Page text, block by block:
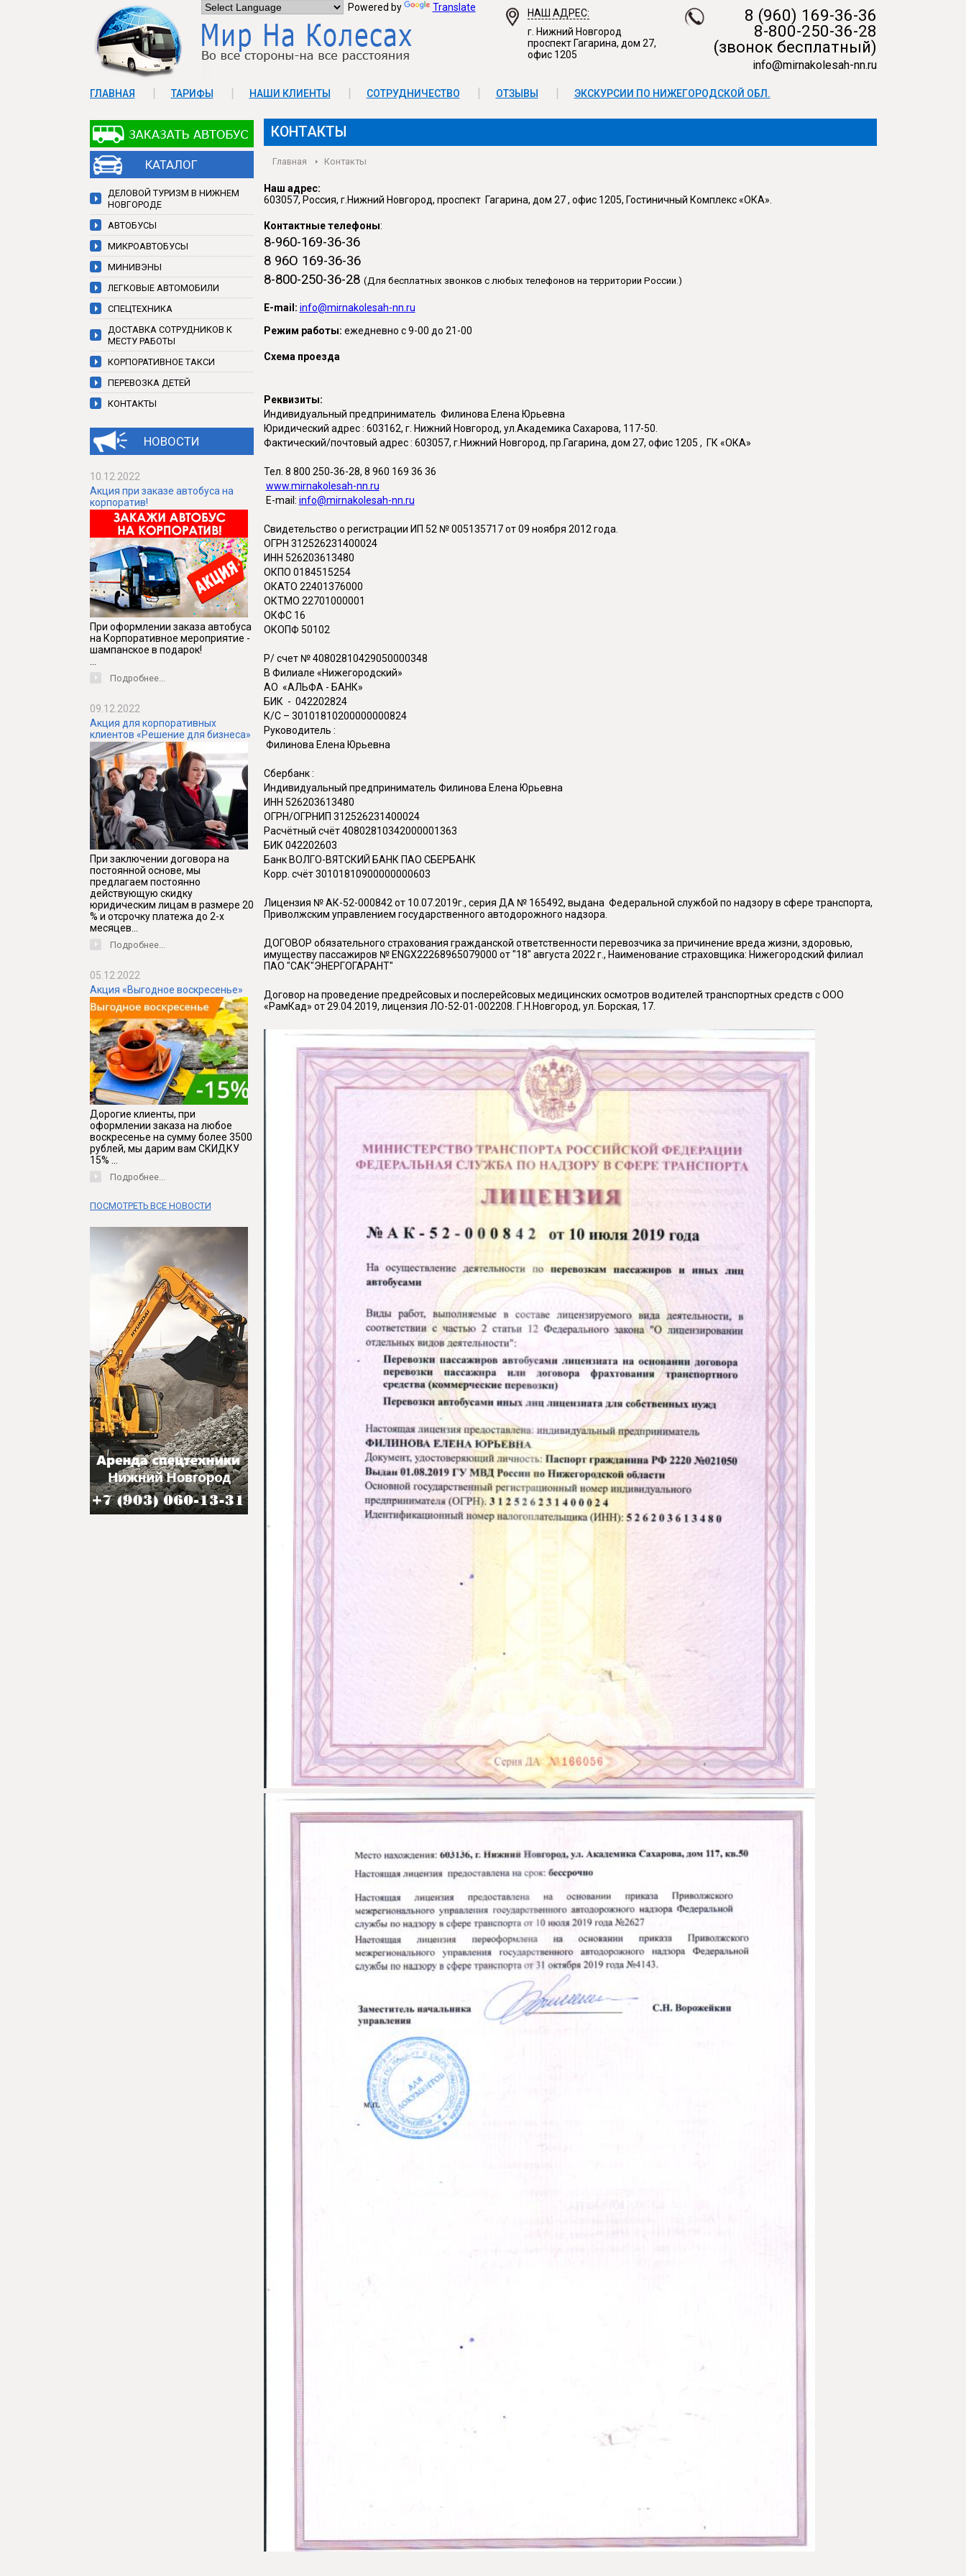
8 (960) 169-36-36
8-800-250-36-28
(звонок бесплатный)
info@mirnakolesah-nn.ru
НАШ АДРЕС:
г. Нижний Новгород
проспект Гагарина, дом 27,
офис 1205
ГЛАВНАЯ ТАРИФЫ НАШИ КЛИЕНТЫ СОТРУДНИЧЕСТВО ОТЗЫВЫ ЭКСКУРСИИ ПО НИЖЕГОРОДСКОЙ ОБЛ.
КОНТАКТЫ
Powered by Translate
КОНТАКТЫ
Главная Контакты
Наш адрес:
603057, Россия, г.Нижний Новгород, проспект Гагарина, дом 27 , офис 1205, Гостиничный Комплекс «ОКА».
Контактные телефоны:
8-960-169-36-36
8 96О 169-36-36
8-800-250-36-28 (Для бесплатных звонков с любых телефонов на территории России.)
E-mail: info@mirnakolesah-nn.ru
Режим работы: ежедневно с 9-00 до 21-00
Схема проезда
Реквизиты:
Индивидуальный предприниматель Филинова Елена Юрьевна
Юридический адрес : 603162, г. Нижний Новгород, ул.Академика Сахарова, 117-50.
Фактический/почтовый адрес : 603057, г.Нижний Новгород, пр.Гагарина, дом 27, офис 1205 , ГК «ОКА»
Тел. 8 800 250‑36-28, 8 960 169 36 36
www.mirnakolesah-nn.ru
E-mail: info@mirnakolesah-nn.ru
Свидетельство о регистрации ИП 52 № 005135717 от 09 ноября 2012 года.
ОГРН 312526231400024
ИНН 526203613480
ОКПО 0184515254
ОКАТО 22401376000
ОКТМО 22701000001
ОКФС 16
ОКОПФ 50102
Р/ счет № 40802810429050000348
В Филиале «Нижегородский»
АО «АЛЬФА - БАНК»
БИК - 042202824
К/С – 30101810200000000824
Руководитель :
Филинова Елена Юрьевна
Сбербанк :
Индивидуальный предприниматель Филинова Елена Юрьевна
ИНН 526203613480
ОГРН/ОГРНИП 312526231400024
Расчётный счёт 40802810342000001363
БИК 042202603
Банк ВОЛГО-ВЯТСКИЙ БАНК ПАО СБЕРБАНК
Корр. счёт 30101810900000000603
Лицензия № АК-52-000842 от 10.07.2019г., серия ДА № 165492, выдана Федеральной службой по надзору в сфере транспорта,
Приволжским управлением государственного автодорожного надзора.
ДОГОВОР обязательного страхования гражданской ответственности перевозчика за причинение вреда жизни, здоровью,
имуществу пассажиров № ENGX22268965079000 от "18" августа 2022 г., Наименование страховщика: Нижегородский филиал
ПАО "САК"ЭНЕРГОГАРАНТ"
Договор на проведение предрейсовых и послерейсовых медицинских осмотров водителей транспортных средств с ООО
«РамКад» от 29.04.2019, лицензия ЛО-52-01-002208. Г.Н.Новгород, ул. Борская, 17.
КАТАЛОГ
ДЕЛОВОЙ ТУРИЗМ В НИЖНЕМ
НОВГОРОДЕ
АВТОБУСЫ
МИКРОАВТОБУСЫ
МИНИВЭНЫ
ЛЕГКОВЫЕ АВТОМОБИЛИ
СПЕЦТЕХНИКА
ДОСТАВКА СОТРУДНИКОВ К
МЕСТУ РАБОТЫ
КОРПОРАТИВНОЕ ТАКСИ
ПЕРЕВОЗКА ДЕТЕЙ
КОНТАКТЫ
НОВОСТИ
10.12.2022
Акция при заказе автобуса на
корпоратив!
При оформлении заказа автобуса
на Корпоративное мероприятие -
шампанское в подарок!
Подробнее...
09.12.2022
Акция для корпоративных
клиентов «Решение для бизнеса»
При заключении договора на
постоянной основе, мы
предлагаем постоянно
действующую скидку
юридическим лицам в размере 20
% и отсрочку платежа до 2-х
месяцев...
Подробнее...
05.12.2022
Акция «Выгодное воскресенье»
Дорогие клиенты, при
оформлении заказа на любое
воскресенье на сумму более 3500
рублей, мы дарим вам СКИДКУ
15% ...
Подробнее...
ПОСМОТРЕТЬ ВСЕ НОВОСТИ